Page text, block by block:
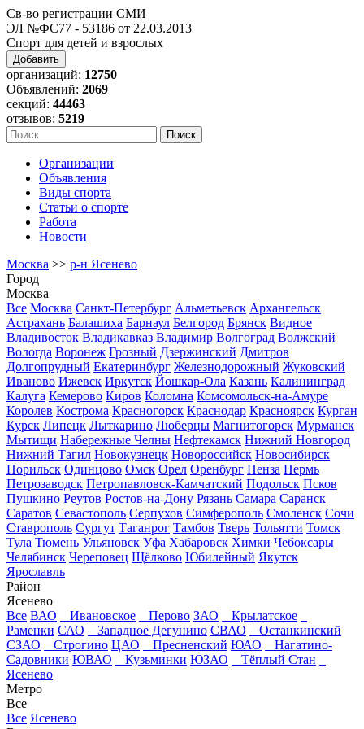
Св-во регистрации СМИ
ЭЛ №ФС77 - 53186 от 22.03.2013
Спорт для детей и взрослых
Добавить
организаций: 12750
Объявлений: 2069
секций: 44463
отзывов: 5219
Организации
Объявления
Виды спорта
Статьи о спорте
Работа
Новости
Москва >> р-н Ясенево
Город
Москва
Все Москва Санкт-Петербург Альметьевск Архангельск
Астрахань Балашиха Барнаул Белгород Брянск Видное
Владивосток Владикавказ Владимир Волгоград Волжский
Вологда Воронеж Грозный Дзержинский Дмитров
Долгопрудный Екатеринбург Железнодорожный Жуковский
Иваново Ижевск Иркутск Йошкар-Ола Казань Калининград
Калуга Кемерово Киров Коломна Комсомольск-на-Амуре
Королев Кострома Красногорск Краснодар Красноярск Курган
Курск Липецк Лыткарино Люберцы Магнитогорск Мурманск
Мытищи Набережные Челны Нефтекамск Нижний Новгород
Нижний Тагил Новокузнецк Новороссийск Новосибирск
Норильск Одинцово Омск Орел Оренбург Пенза Пермь
Петрозаводск Петропавловск-Камчатский Подольск Псков
Пушкино Реутов Ростов-на-Дону Рязань Самара Саранск
Саратов Севастополь Серпухов Симферополь Смоленск Сочи
Ставрополь Сургут Таганрог Тамбов Тверь Тольятти Томск
Тула Тюмень Ульяновск Уфа Хабаровск Химки Чебоксары
Челябинск Череповец Щёлково Юбилейный Якутск
Ярославль
Район
Ясенево
Все ВАО Ивановское Перово ЗАО
Крылатское
Раменки САО Западное Дегунино СВАО
Останкинский
СЗАО
Строгино ЦАО Пресненский ЮАО
Нагатино-
Садовники ЮВАО Кузьминки ЮЗАО
Тёплый Стан
Ясенево
Метро
Все
Все Ясенево